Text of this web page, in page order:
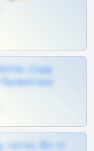
Слив
18+ тг